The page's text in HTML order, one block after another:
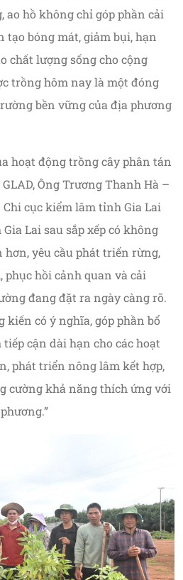
ao hồ không chỉ góp phần cải
tạo bóng mát, giảm bụi, hạn
chất lượng sống cho cộng
trồng hôm nay là một đóng
bền vững của địa phương
hoạt động trồng cây phân tán
Ông Trương Thanh Hà –
cục kiểm lâm tỉnh Gia Lai
Lai sau sắp xếp có không
yêu cầu phát triển rừng,
hồi cảnh quan và cải
đang đặt ra ngày càng rõ.
kiến có ý nghĩa, góp phần bổ
cận dài hạn cho các hoạt
phát triển nông lâm kết hợp,
cường khả năng thích ứng với